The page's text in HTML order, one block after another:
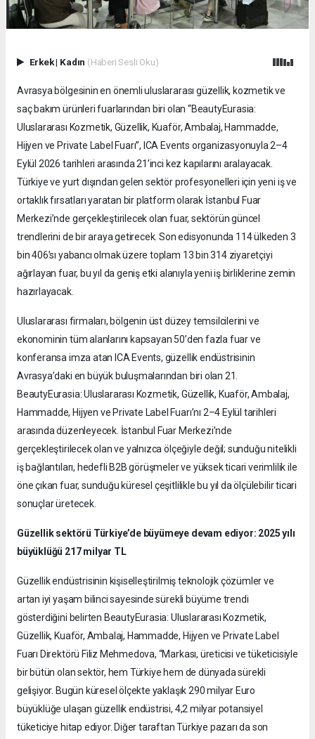
Erkek| Kadın (Haberi Sesli Oku)
Avrasya bölgesinin en önemli uluslararası güzellik, kozmetik ve
saç bakım ürünleri fuarlarından biri olan “BeautyEurasia:
Uluslararası Kozmetik, Güzellik, Kuaför, Ambalaj, Hammadde,
Hijyen ve Private Label Fuarı”, ICA Events organizasyonuyla 2–4
Eylül 2026 tarihleri arasında 21’inci kez kapılarını aralayacak.
Türkiye ve yurt dışından gelen sektör profesyonelleri için yeni iş ve
ortaklık fırsatları yaratan bir platform olarak İstanbul Fuar
Merkezi’nde gerçekleştirilecek olan fuar, sektörün güncel
trendlerini de bir araya getirecek. Son edisyonunda 114 ülkeden 3
bin 406’sı yabancı olmak üzere toplam 13 bin 314 ziyaretçiyi
ağırlayan fuar, bu yıl da geniş etki alanıyla yeni iş birliklerine zemin
hazırlayacak.
Uluslararası firmaları, bölgenin üst düzey temsilcilerini ve
ekonominin tüm alanlarını kapsayan 50’den fazla fuar ve
konferansa imza atan ICA Events, güzellik endüstrisinin
Avrasya’daki en büyük buluşmalarından biri olan 21.
BeautyEurasia: Uluslararası Kozmetik, Güzellik, Kuaför, Ambalaj,
Hammadde, Hijyen ve Private Label Fuarı’nı 2–4 Eylül tarihleri
arasında düzenleyecek. İstanbul Fuar Merkezi’nde
gerçekleştirilecek olan ve yalnızca ölçeğiyle değil; sunduğu nitelikli
iş bağlantıları, hedefli B2B görüşmeler ve yüksek ticari verimlilik ile
öne çıkan fuar, sunduğu küresel çeşitlilikle bu yıl da ölçülebilir ticari
sonuçlar üretecek.
Güzellik sektörü Türkiye’de büyümeye devam ediyor: 2025 yılı
büyüklüğü 217 milyar TL
Güzellik endüstrisinin kişiselleştirilmiş teknolojik çözümler ve
artan iyi yaşam bilinci sayesinde sürekli büyüme trendi
gösterdiğini belirten BeautyEurasia: Uluslararası Kozmetik,
Güzellik, Kuaför, Ambalaj, Hammadde, Hijyen ve Private Label
Fuarı Direktörü Filiz Mehmedova, “Markası, üreticisi ve tüketicisiyle
bir bütün olan sektör, hem Türkiye hem de dünyada sürekli
gelişiyor. Bugün küresel ölçekte yaklaşık 290 milyar Euro
büyüklüğe ulaşan güzellik endüstrisi, 4,2 milyar potansiyel
tüketiciye hitap ediyor. Diğer taraftan Türkiye pazarı da son